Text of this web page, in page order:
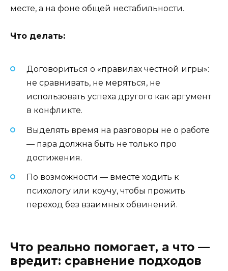
месте, а на фоне общей нестабильности.
Что делать:
Договориться о «правилах честной игры»:
не сравнивать, не меряться, не
использовать успеха другого как аргумент
в конфликте.
Выделять время на разговоры не о работе
— пара должна быть не только про
достижения.
По возможности — вместе ходить к
психологу или коучу, чтобы прожить
переход без взаимных обвинений.
Что реально помогает, а что —
вредит: сравнение подходов